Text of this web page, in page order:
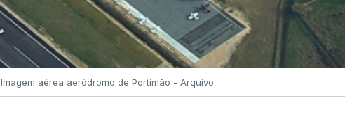
Imagem aérea aeródromo de Portimão - Arquivo